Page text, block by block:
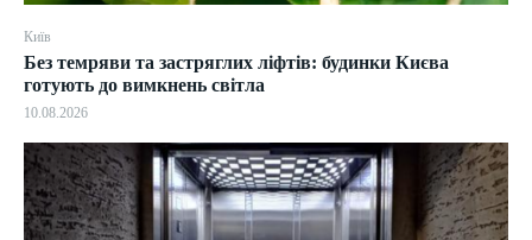
Київ
Без темряви та застряглих ліфтів: будинки Києва
готують до вимкнень світла
10.08.2026